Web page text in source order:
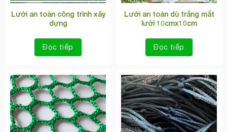
Lưới an toàn công trình xây
dựng
Đọc tiếp
Lưới an toàn dù trắng mắt
lưới 10cmx10cm
Đọc tiếp